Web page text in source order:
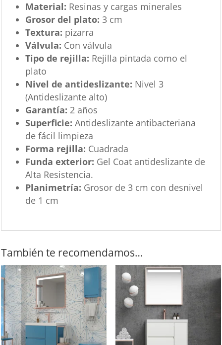
Material: Resinas y cargas minerales
Grosor del plato: 3 cm
Textura: pizarra
Válvula: Con válvula
Tipo de rejilla: Rejilla pintada como el
plato
Nivel de antideslizante: Nivel 3
(Antideslizante alto)
Garantía: 2 años
Superficie: Antideslizante antibacteriana
de fácil limpieza
Forma rejilla: Cuadrada
Funda exterior: Gel Coat antideslizante de
Alta Resistencia.
Planimetría: Grosor de 3 cm con desnivel
de 1 cm
También te recomendamos…